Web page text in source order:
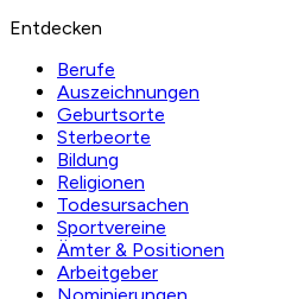
Entdecken
Berufe
Auszeichnungen
Geburtsorte
Sterbeorte
Bildung
Religionen
Todesursachen
Sportvereine
Ämter & Positionen
Arbeitgeber